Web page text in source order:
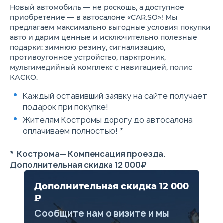
запуском двигателя
Дверные замки с защитой от
случайного открытия детьми
Центральный замок с
дистанционным
управлением
Сигнализатор о
непристегнутом ремне
безопасности водителя
Задний противотуманный
фонарь
Иммобилайзер
Электроусилитель руля
Светодиодная окантовка
фар
Антенна «Акулий плавник»
часть в цвет кузова, нижняя
— черная с хромированной
отделкой
часть в цвет кузова, нижняя
— черная
Хромированная отделка
дверных ручек
Боковые зеркала с
Дополнительная скидка 12 000
₽
Сообщите нам о визите и мы
Новый автомобиль — не роскошь, а доступное
приобретение — в автосалоне «CAR.SO»! Мы
предлагаем максимально выгодные условия покупки
авто и дарим ценные и исключительно полезные
подарки: зимнюю резину, сигнализацию,
противоугонное устройство, парктроник,
мультимедийный комплекс с навигацией, полис
КАСКО.
Каждый оставивший заявку на сайте получает
подарок при покупке!
Жителям Костромы дорогу до автосалона
оплачиваем полностью! *
* Кострома— Компенсация проезда.
Дополнительная скидка 12 000₽